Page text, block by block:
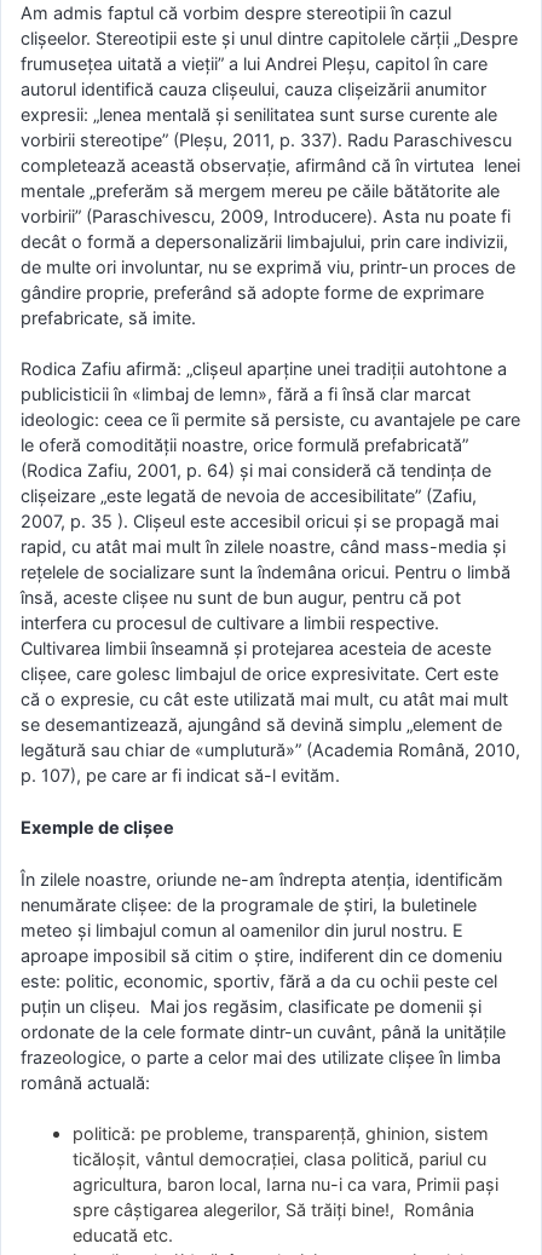
Am admis faptul că vorbim despre stereotipii în cazul
clișeelor. Stereotipii este și unul dintre capitolele cărții „Despre
frumusețea uitată a vieții” a lui Andrei Pleșu, capitol în care
autorul identifică cauza clișeului, cauza clișeizării anumitor
expresii: „lenea mentală și senilitatea sunt surse curente ale
vorbirii stereotipe” (Pleșu, 2011, p. 337). Radu Paraschivescu
completează această observație, afirmând că în virtutea lenei
mentale „preferăm să mergem mereu pe căile bătătorite ale
vorbirii” (Paraschivescu, 2009, Introducere). Asta nu poate fi
decât o formă a depersonalizării limbajului, prin care indivizii,
de multe ori involuntar, nu se exprimă viu, printr-un proces de
gândire proprie, preferând să adopte forme de exprimare
prefabricate, să imite.
Rodica Zafiu afirmă: „clișeul aparține unei tradiții autohtone a
publicisticii în «limbaj de lemn», fără a fi însă clar marcat
ideologic: ceea ce îi permite să persiste, cu avantajele pe care
le oferă comodității noastre, orice formulă prefabricată”
(Rodica Zafiu, 2001, p. 64) și mai consideră că tendința de
clișeizare „este legată de nevoia de accesibilitate” (Zafiu,
2007, p. 35 ). Clișeul este accesibil oricui și se propagă mai
rapid, cu atât mai mult în zilele noastre, când mass-media și
rețelele de socializare sunt la îndemâna oricui. Pentru o limbă
însă, aceste clișee nu sunt de bun augur, pentru că pot
interfera cu procesul de cultivare a limbii respective.
Cultivarea limbii înseamnă și protejarea acesteia de aceste
clișee, care golesc limbajul de orice expresivitate. Cert este
că o expresie, cu cât este utilizată mai mult, cu atât mai mult
se desemantizează, ajungând să devină simplu „element de
legătură sau chiar de «umplutură»” (Academia Română, 2010,
p. 107), pe care ar fi indicat să-l evităm.
Exemple de clișee
În zilele noastre, oriunde ne-am îndrepta atenția, identificăm
nenumărate clișee: de la programale de știri, la buletinele
meteo și limbajul comun al oamenilor din jurul nostru. E
aproape imposibil să citim o știre, indiferent din ce domeniu
este: politic, economic, sportiv, fără a da cu ochii peste cel
puțin un clișeu. Mai jos regăsim, clasificate pe domenii și
ordonate de la cele formate dintr-un cuvânt, până la unitățile
frazeologice, o parte a celor mai des utilizate clișee în limba
română actuală:
politică: pe probleme, transparență, ghinion, sistem
ticăloșit, vântul democrației, clasa politică, pariul cu
agricultura, baron local, Iarna nu-i ca vara, Primii pași
spre câștigarea alegerilor, Să trăiți bine!, România
educată etc.